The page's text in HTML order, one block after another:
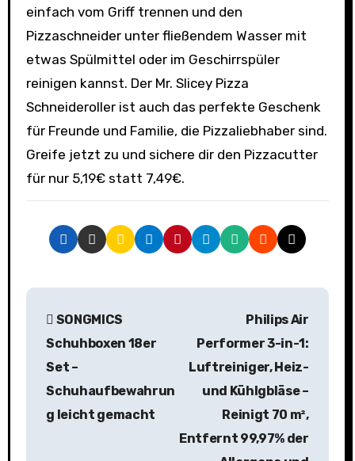
einfach vom Griff trennen und den
Pizzaschneider unter fließendem Wasser mit
etwas Spülmittel oder im Geschirrspüler
reinigen kannst. Der Mr. Slicey Pizza
Schneideroller ist auch das perfekte Geschenk
für Freunde und Familie, die Pizzaliebhaber sind.
Greife jetzt zu und sichere dir den Pizzacutter
für nur 5,19€ statt 7,49€.
B
SONGMICS
Schuhboxen 18er
Set –
Schuhaufbewahrun
g leicht gemacht
Philips Air
Performer 3-in-1:
Luftreiniger, Heiz-
und Kühlgbläse –
Reinigt 70 m²,
Entfernt 99,97% der